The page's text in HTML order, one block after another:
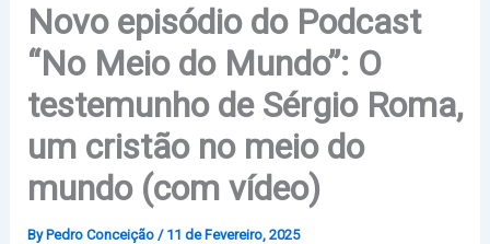
Novo episódio do Podcast
“No Meio do Mundo”: O
testemunho de Sérgio Roma,
um cristão no meio do
mundo (com vídeo)
By Pedro Conceição / 11 de Fevereiro, 2025